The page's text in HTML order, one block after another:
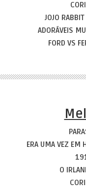
JOJO RABBIT
ADORÁVEIS
FORD VS
ERA UMA VEZ EM
O